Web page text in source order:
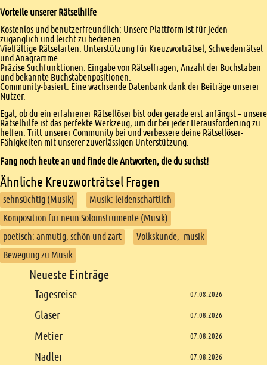
Vorteile unserer Rätselhilfe
Kostenlos und benutzerfreundlich: Unsere Plattform ist für jeden
zugänglich und leicht zu bedienen.
Vielfältige Rätselarten: Unterstützung für Kreuzworträtsel, Schwedenrätsel
und Anagramme.
Präzise Suchfunktionen: Eingabe von Rätselfragen, Anzahl der Buchstaben
und bekannte Buchstabenpositionen.
Community-basiert: Eine wachsende Datenbank dank der Beiträge unserer
Nutzer.
Egal, ob du ein erfahrener Rätsellöser bist oder gerade erst anfängst – unsere
Rätselhilfe ist das perfekte Werkzeug, um dir bei jeder Herausforderung zu
helfen. Tritt unserer Community bei und verbessere deine Rätsellöser-
Fähigkeiten mit unserer zuverlässigen Unterstützung.
Fang noch heute an und finde die Antworten, die du suchst!
Ähnliche Kreuzworträtsel Fragen
sehnsüchtig (Musik)
Musik: leidenschaftlich
Komposition für neun Soloinstrumente (Musik)
poetisch: anmutig, schön und zart
Volkskunde, -musik
Bewegung zu Musik
Footer content
Neueste Einträge
Tagesreise 07.08.2026
Glaser 07.08.2026
Metier 07.08.2026
Nadler 07.08.2026